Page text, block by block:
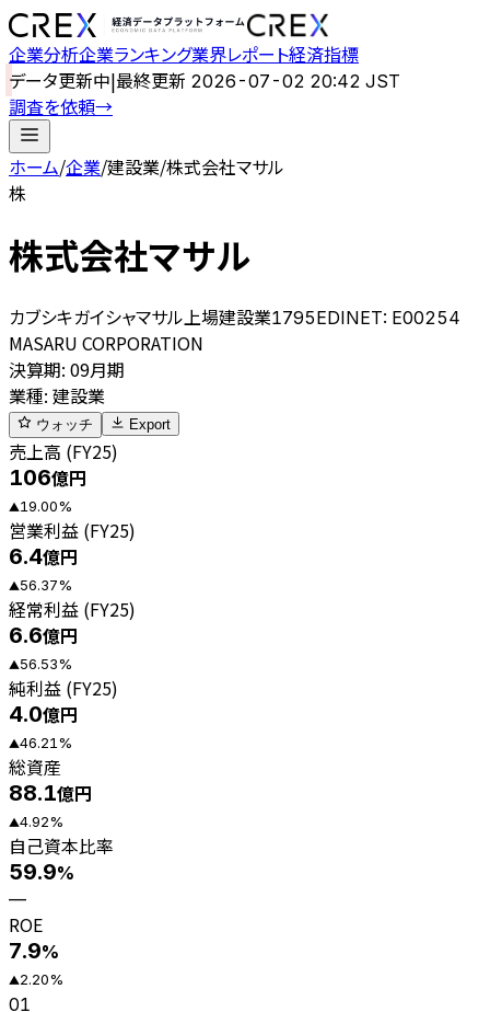
企業分析企業ランキング業界レポート経済指標
データ更新中|最終更新 2026-07-02 20:42 JST
調査を依頼→
ホーム/企業/建設業/株式会社マサル
株
株式会社マサル
カブシキガイシャマサル 上場建設業1795EDINET: E00254
MASARU CORPORATION
決算期: 09月期
業種: 建設業
ウォッチ Export
売上高 (FY25)
106億円
▲19.00%
営業利益 (FY25)
6.4億円
▲56.37%
経常利益 (FY25)
6.6億円
▲56.53%
純利益 (FY25)
4.0億円
▲46.21 %
総資産
88.1億円
▲4.92%
自己資本比率
59.9%
—
ROE
7.9%
▲2.20%
01